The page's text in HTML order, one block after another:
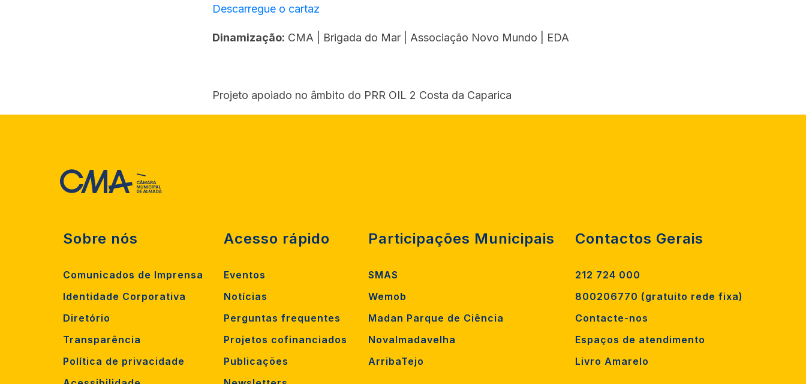
Descarregue o cartaz
Dinamização: CMA | Brigada do Mar | Associação Novo Mundo | EDA
Projeto apoiado no âmbito do PRR OIL 2 Costa da Caparica
Sobre nós
Comunicados de Imprensa
Identidade Corporativa
Diretório
Transparência
Política de privacidade
Acesso rápido
Eventos
Notícias
Perguntas frequentes
Projetos cofinanciados
Publicações
Participações Municipais
SMAS
Wemob
Madan Parque de Ciência
Novalmadavelha
ArribaTejo
Contactos Gerais
212 724 000
800206770 (gratuito rede fixa)
Contacte-nos
Espaços de atendimento
Livro Amarelo